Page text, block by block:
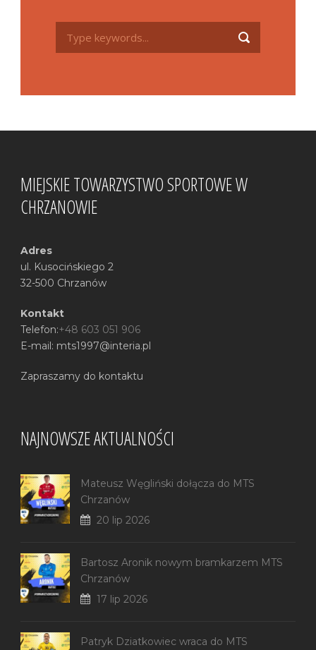
MIEJSKIE TOWARZYSTWO SPORTOWE W
CHRZANOWIE
Adres
ul. Kusocińskiego 2
32-500 Chrzanów
Kontakt
Telefon:+48 603 051 906
E-mail: mts1997@interia.pl
Zapraszamy do kontaktu
NAJNOWSZE AKTUALNOŚCI
Mateusz Węgliński dołącza do MTS
Chrzanów
20 lip 2026
Bartosz Aronik nowym bramkarzem MTS
Chrzanów
17 lip 2026
Patryk Dziatkowiec wraca do MTS